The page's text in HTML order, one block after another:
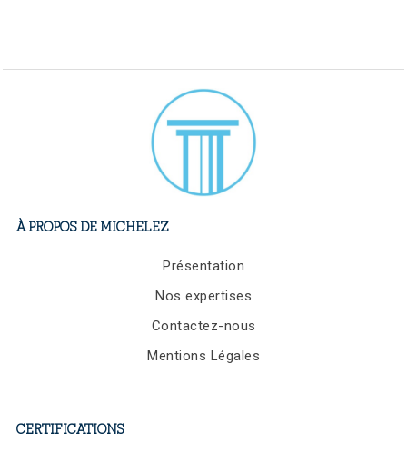
À PROPOS DE MICHELEZ
Présentation
Nos expertises
Contactez-nous
Mentions Légales
CERTIFICATIONS